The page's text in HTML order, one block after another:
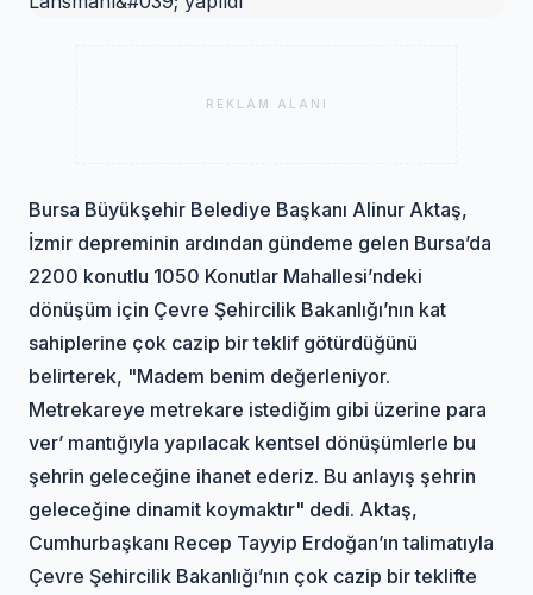
REKLAM ALANI
Bursa Büyükşehir Belediye Başkanı Alinur Aktaş,
İzmir depreminin ardından gündeme gelen Bursa’da
2200 konutlu 1050 Konutlar Mahallesi’ndeki
dönüşüm için Çevre Şehircilik Bakanlığı’nın kat
sahiplerine çok cazip bir teklif götürdüğünü
belirterek, "Madem benim değerleniyor.
Metrekareye metrekare istediğim gibi üzerine para
ver’ mantığıyla yapılacak kentsel dönüşümlerle bu
şehrin geleceğine ihanet ederiz. Bu anlayış şehrin
geleceğine dinamit koymaktır" dedi. Aktaş,
Cumhurbaşkanı Recep Tayyip Erdoğan’ın talimatıyla
Çevre Şehircilik Bakanlığı’nın çok cazip bir teklifte